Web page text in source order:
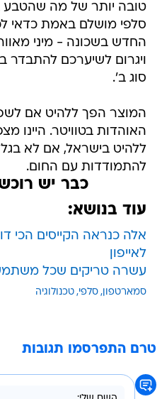
טובה יותר של מה שהטבע
סלפי מושלם באמת כדאי
החדש בשכונה - מיני
ויגרום לשיערכם להתבדר
סוג ב'.
המוצר הפך ללהיט אם
האוהדות בטוויטר. היינו
ללהיט בישראל, אם לא
להתמודדות עם החום.
כבר יש
עוד בנושא:
אלה כנראה הקייסים הכי
לאייפון
עשרה טריקים שכל
סמארטפון סלפי טכנולוגיה
טרם התפרסמו תגובות